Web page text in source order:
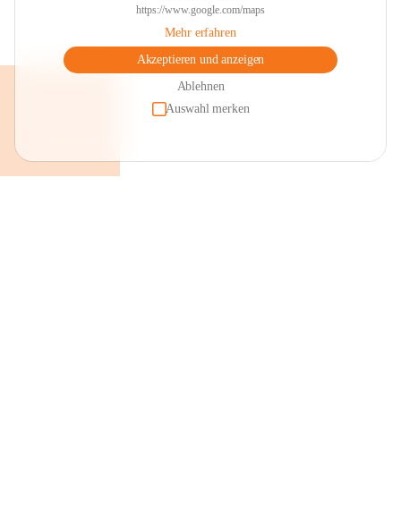
https://www.google.com/maps
Mehr erfahren
Akzeptieren und anzeigen
Ablehnen
Auswahl merken